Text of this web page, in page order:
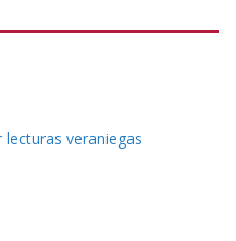
lecturas veraniegas